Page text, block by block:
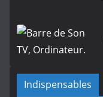
Indispensables